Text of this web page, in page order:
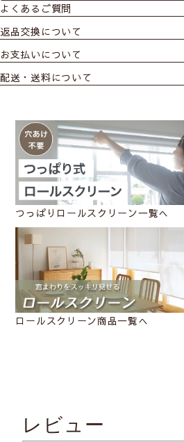
よくあるご質問
返品交換について
お支払いについて
配送・送料について
つっぱりロールスクリーン一覧へ
ロールスクリーン商品一覧へ
レビュー